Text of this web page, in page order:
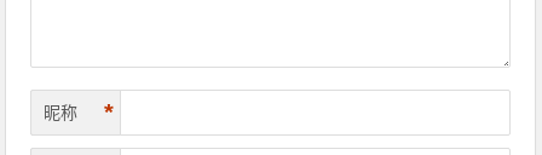
昵称 *